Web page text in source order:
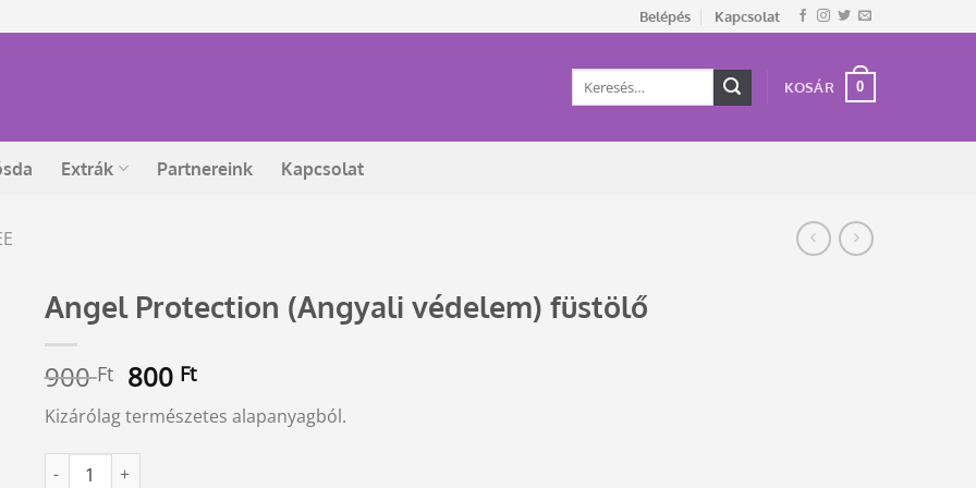
Belépés Kapcsolat
Keresés
KOSÁR 0
Extrák Partnereink Kapcsolat
Angel Protection (Angyali védelem) füstölő
900Ft Original
price
was:
900 Ft.
800 FtCurrent
price
is:
Kizárólag természetes alapanyagból.
Angel Protection (Angyali védelem) füstölő mennyiség
Alternative: